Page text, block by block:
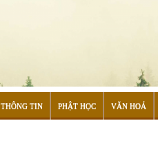
THÔNG TIN PHẬT HỌC VĂN HOÁ